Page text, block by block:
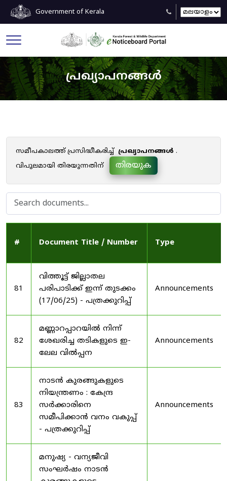
Government of Kerala
പ്രഖ്യാപനങ്ങൾ
സമീപകാലത്ത് പ്രസിദ്ധീകരിച്ച് പ്രഖ്യാപനങ്ങൾ .
വിപുലമായി തിരയുന്നതിന്
തിരയുക
# Document Title / Number Type
81
വിത്തൂട്ട് ജില്ലാതല
പരിപാടിക്ക് ഇന്ന് തുടക്കം
(17/06/25) - പത്രക്കുറിപ്പ്
Announcements
82
മണ്ണാറപ്പാറയിൽ നിന്ന്
ശേഖരിച്ച തടികളുടെ ഇ-
ലേല വിൽപ്പന
Announcements
83
നാടൻ കുരങ്ങുകളുടെ
നിയന്ത്രണം : കേന്ദ്ര
സർക്കാരിനെ
സമീപിക്കാൻ വനം വകുപ്പ്
- പത്രക്കുറിപ്പ്
Announcements
മനുഷ്യ - വന്യജീവി
സംഘർഷം നാടൻ